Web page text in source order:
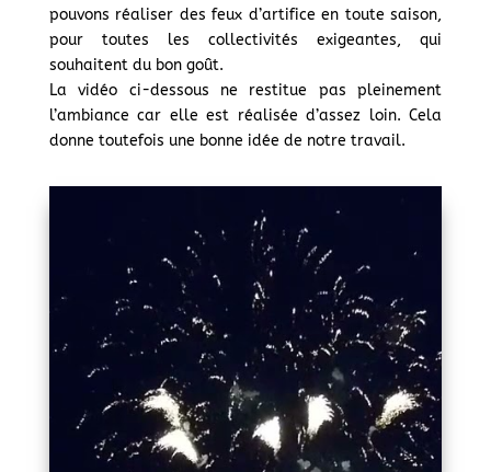
pouvons réaliser des feux d’artifice en toute saison,
pour toutes les collectivités exigeantes, qui
souhaitent du bon goût.
La vidéo ci-dessous ne restitue pas pleinement
l’ambiance car elle est réalisée d’assez loin. Cela
donne toutefois une bonne idée de notre travail.